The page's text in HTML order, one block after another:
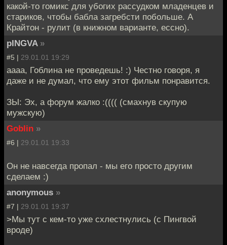
какой-то гомикс для убогих рассудком младенцев и
стариков, чтобы бабла загребсти побольше. А
Крайтон - рулит (в книжном варианте, ессно).
pINGVA »
#5 | 29.01.01 19:29
аааа, Гоблина не проведешь! :) Честно говоря, я
даже и не думал, что ему этот фильм понравится.
ЗЫ: Эх, а форум жалко :(((( (смахнув скупую
мужскую)
Goblin »
#6 | 29.01.01 19:33
Он не навсегда пропал - мы его просто другим
сделаем :)
anonymous »
#7 | 29.01.01 19:37
>Мы тут с кем-то уже схлестнулись (с Пингвой
вроде)